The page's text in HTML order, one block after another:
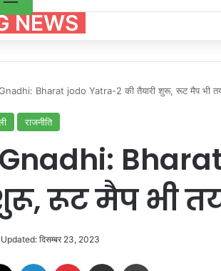
NEWS
Bharat jodo Yatra-2 की तैयारी शुरू, रूट मैप भी
राजनीति
रूट मैप भी
दिसम्बर 23, 2023
LinkedIn Pinterest Share via Email